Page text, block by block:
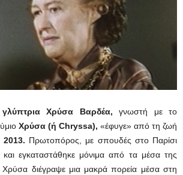
γλύπτρια Χρύσα Βαρδέα, γνωστή με το
Χρύσα (ή Chryssa), «έφυγε» από τη ζωή
2013. Πρωτοπόρος, με σπουδές στο Παρίσι
εγκαταστάθηκε μόνιμα από τα μέσα της
Χρύσα διέγραψε μια μακρά πορεία μέσα στη